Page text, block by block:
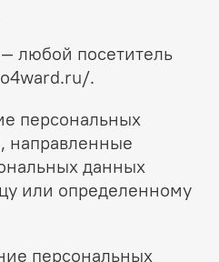
любой посетитель
.
персональных
направленные
данных
или определенному
персональных